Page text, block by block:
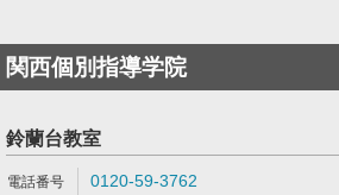
関西個別指導学院
鈴蘭台教室
0120-59-3762